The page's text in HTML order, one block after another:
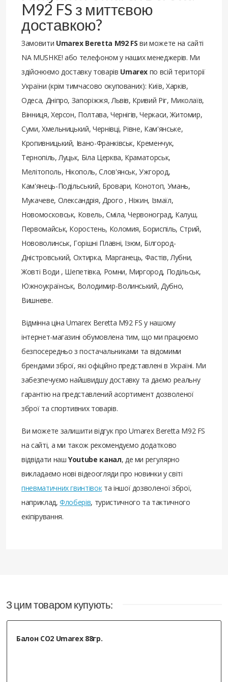
M92 FS з миттєвою
доставкою?
Замовити Umarex Beretta M92 FS ви можете на сайті
NA MUSHKE! або телефоном у наших менеджерів. Ми
здійснюємо доставку товарів Umarex по всій території
України (крім тимчасово окупованих): Київ, Харків,
Одеса, Дніпро, Запоріжжя, Львів, Кривий Ріг, Миколаїв,
Вінниця, Херсон, Полтава, Чернігів, Черкаси, Житомир,
Суми, Хмельницький, Чернівці, Рівне, Кам'янське,
Кропивницький, Івано-Франківськ, Кременчук,
Тернопіль, Луцьк, Біла Церква, Краматорськ,
Мелітополь, Нікополь, Слов'янськ, Ужгород,
Кам'янець-Подільський, Бровари, Конотоп, Умань,
Мукачеве, Олександрія, Дрого , Ніжин, Ізмаїл,
Новомосковськ, Ковель, Сміла, Червоноград, Калуш,
Первомайськ, Коростень, Коломия, Бориспіль, Стрий,
Нововолинськ, Горішні Плавні, Ізюм, Білгород-
Дністровський, Охтирка, Марганець, Фастів, Лубни,
Жовті Води , Шепетівка, Ромни, Миргород, Подільськ,
Южноукраїнськ, Володимир-Волинський, Дубно,
Вишневе.
Відмінна ціна Umarex Beretta M92 FS у нашому
інтернет-магазині обумовлена ​​тим, що ми працюємо
безпосередньо з постачальниками та відомими
брендами зброї, які офіційно представлені в Україні. Ми
забезпечуємо найшвидшу доставку та даємо реальну
гарантію на представлений асортимент дозволеної
зброї та спортивних товарів.
Ви можете залишити відгук про Umarex Beretta M92 FS
на сайті, а ми також рекомендуємо додатково
відвідати нашYoutube канал, де ми регулярно
викладаємо нові відеоогляди про новинки у світі
пневматичних гвинтівокта іншої дозволеної зброї,
наприклад,Флоберів, туристичного та тактичного
екіпірування.
З цим товаром купують:
Балон СО2 Umarex 88гр.